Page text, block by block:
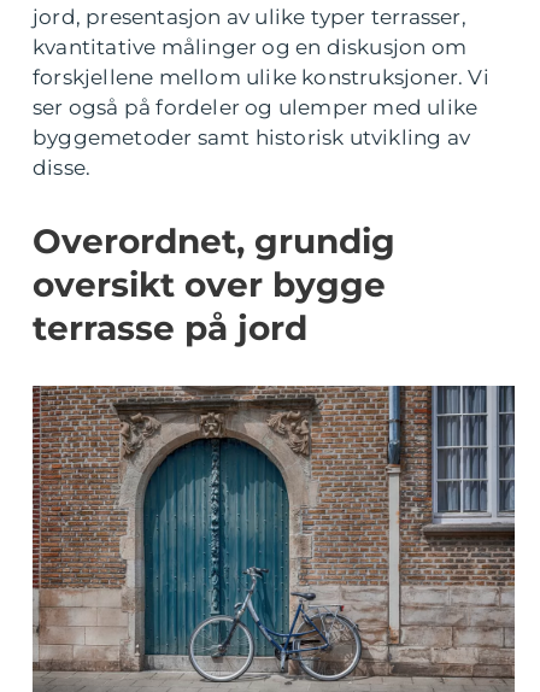
jord, presentasjon av ulike typer terrasser,
kvantitative målinger og en diskusjon om
forskjellene mellom ulike konstruksjoner. Vi
ser også på fordeler og ulemper med ulike
byggemetoder samt historisk utvikling av
disse.
Overordnet, grundig
oversikt over bygge
terrasse på jord